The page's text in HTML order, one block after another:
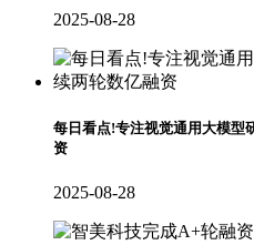
2025-08-28
每日看点!专注视觉通用大模型
资
2025-08-28